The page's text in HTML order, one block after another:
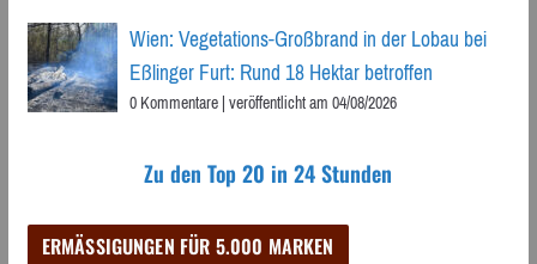
Wien: Vegetations-Großbrand in der Lobau bei
Eßlinger Furt: Rund 18 Hektar betroffen
0 Kommentare|veröffentlicht am 04/08/2026
Zu den Top 20 in 24 Stunden
ERMÄSSIGUNGEN FÜR 5.000 MARKEN